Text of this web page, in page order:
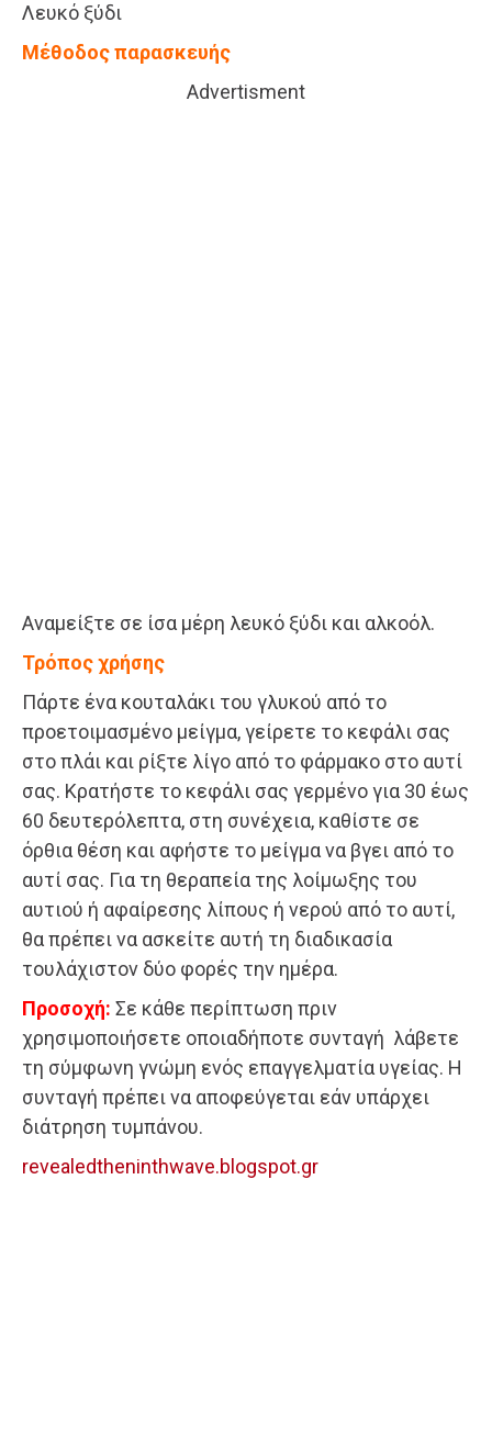
Λευκό ξύδι
Μέθοδος παρασκευής
Advertisment
Αναμείξτε σε ίσα μέρη λευκό ξύδι και αλκοόλ.
Τρόπος χρήσης
Πάρτε ένα κουταλάκι του γλυκού από το
προετοιμασμένο μείγμα, γείρετε το κεφάλι σας
στο πλάι και ρίξτε λίγο από το φάρμακο στο αυτί
σας. Κρατήστε το κεφάλι σας γερμένο για 30 έως
60 δευτερόλεπτα, στη συνέχεια, καθίστε σε
όρθια θέση και αφήστε το μείγμα να βγει από το
αυτί σας. Για τη θεραπεία της λοίμωξης του
αυτιού ή αφαίρεσης λίπους ή νερού από το αυτί,
θα πρέπει να ασκείτε αυτή τη διαδικασία
τουλάχιστον δύο φορές την ημέρα.
Προσοχή: Σε κάθε περίπτωση πριν
χρησιμοποιήσετε οποιαδήποτε συνταγή λάβετε
τη σύμφωνη γνώμη ενός επαγγελματία υγείας. Η
συνταγή πρέπει να αποφεύγεται εάν υπάρχει
διάτρηση τυμπάνου.
revealedtheninthwave.blogspot.gr